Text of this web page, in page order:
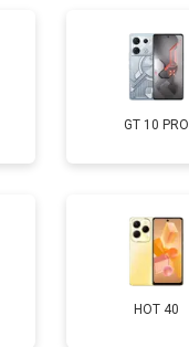
Заказать
ЗаказатьGT 10 PRO
HOT 40